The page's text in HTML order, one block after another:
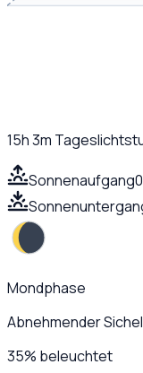
15h 3m
Sonnenaufgang
Mondphase
Abnehmender
35% beleuchtet